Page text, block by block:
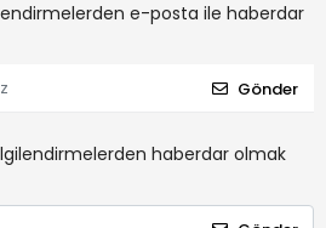
e-posta ile haberdar
Gönder
haberdar olmak